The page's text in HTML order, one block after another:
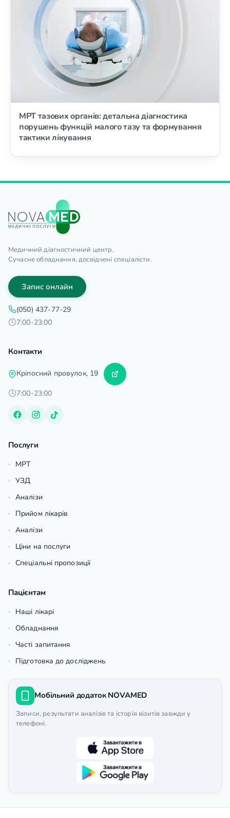
МРТ тазових органів: детальна діагностика
порушень функцій малого тазу та формування
тактики лікування
Медичний діагностичний центр.
Сучасне обладнання, досвідчені спеціалісти.
Запис онлайн
(050) 437-77-29
7:00-23:00
Контакти
Кріпосний провулок, 19
7:00-23:00
Послуги
МРТ
УЗД
Аналізи
Прийом лікарів
Аналізи
Ціни на послуги
Спеціальні пропозиції
Пацієнтам
Наші лікарі
Обладнання
Часті запитання
Підготовка до досліджень
Мобільний додаток NOVAMED
Записи, результати аналізів та історія візитів завжди у
телефоні.